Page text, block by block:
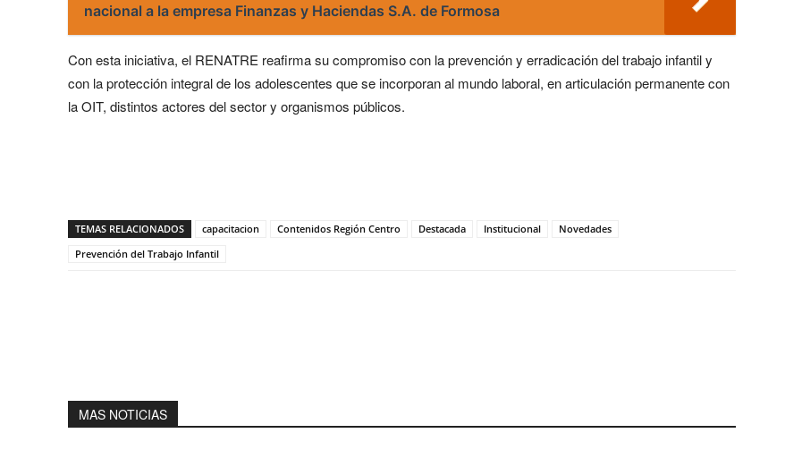
nacional a la empresa Finanzas y Haciendas S.A. de Formosa
Con esta iniciativa, el RENATRE reafirma su compromiso con la prevención y erradicación del trabajo infantil y
con la protección integral de los adolescentes que se incorporan al mundo laboral, en articulación permanente con
la OIT, distintos actores del sector y organismos públicos.
TEMAS RELACIONADOS capacitacion Contenidos Región Centro Destacada Institucional
Novedades
Prevención del Trabajo Infantil
MAS NOTICIAS